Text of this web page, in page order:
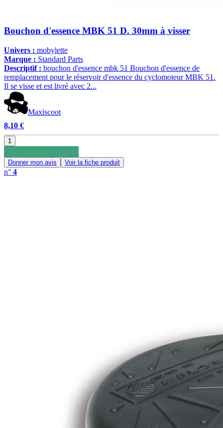
Bouchon d'essence MBK 51 D. 30mm à visser
Univers : mobylette
Marque : Standard Parts
Descriptif : bouchon d'essence mbk 51 Bouchon d'essence de
remplacement pour le réservoir d'essence du cyclomoteur MBK 51.
Il se visse et est livré avec 2...
Maxiscoot
8,10 €
1
Donner mon avis Voir la fiche produit
n° 4